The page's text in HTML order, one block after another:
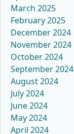
March 2025
February 2025
December 2024
November 2024
October 2024
September 2024
August 2024
July 2024
June 2024
May 2024
April 2024